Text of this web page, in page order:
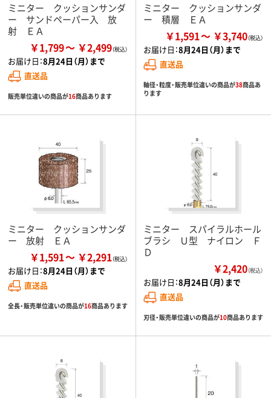
ミニター クッションサンダ
ー サンドペーパー入 放
射 ＥＡ
￥1,799 ￥2,499
お届け日：8月24日（月）まで
直送品
販売単位違いの商品が16商品あります
ミニター クッションサンダ
ー 積層 ＥＡ
￥1,591 ￥3,740
お届け日：8月24日（月）まで
直送品
軸径・粒度・販売単位違いの商品が38商品あ
ります
ミニター クッションサンダ
ー 放射 ＥＡ
￥1,591 ￥2,291
お届け日：8月24日（月）まで
直送品
全長・販売単位違いの商品が16商品あります
ミニター スパイラルホール
ブラシ Ｕ型 ナイロン Ｆ
Ｄ
￥2,420（税込）
お届け日：8月24日（月）まで
直送品
刃径・販売単位違いの商品が10商品あります